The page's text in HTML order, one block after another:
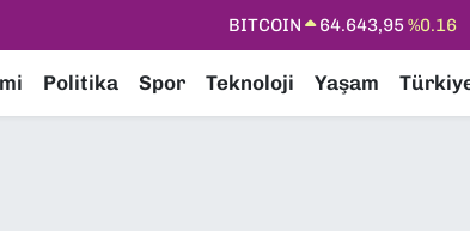
DOLAR 47,6704 %0
STERLİN 64,2143%0
Politika Spor Teknoloji Yaşam